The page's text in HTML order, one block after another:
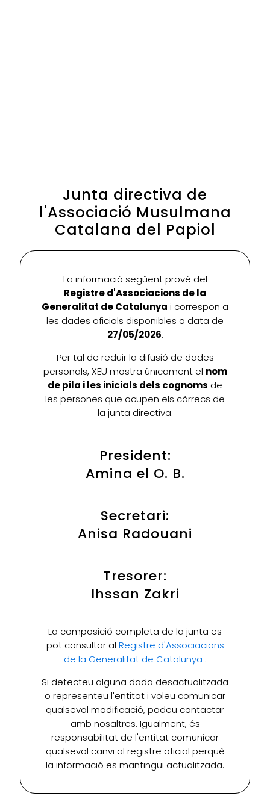
Junta directiva de
l'Associació Musulmana
Catalana del Papiol
La informació següent prové del
Registre d'Associacions de la
Generalitat de Catalunya i correspon a
les dades oficials disponibles a data de
27/05/2026.
Per tal de reduir la difusió de dades
personals, XEU mostra únicament el nom
de pila i les inicials dels cognoms de
les persones que ocupen els càrrecs de
la junta directiva.
President:
Amina el O. B.
Secretari:
Anisa Radouani
Tresorer:
Ihssan Zakri
La composició completa de la junta es
pot consultar al Registre d'Associacions
de la Generalitat de Catalunya .
Si detecteu alguna dada desactualitzada
o representeu l'entitat i voleu comunicar
qualsevol modificació, podeu contactar
amb nosaltres. Igualment, és
responsabilitat de l'entitat comunicar
qualsevol canvi al registre oficial perquè
la informació es mantingui actualitzada.